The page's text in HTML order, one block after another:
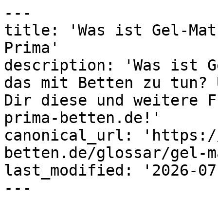
---
title: 'Was ist Gel-
Prima'
description: 'Was ist
das mit Betten zu tun?
Dir diese und weitere
prima-betten.de!'
canonical_url: 'https://
betten.de/glossar/gel-
last_modified: '2026-
---